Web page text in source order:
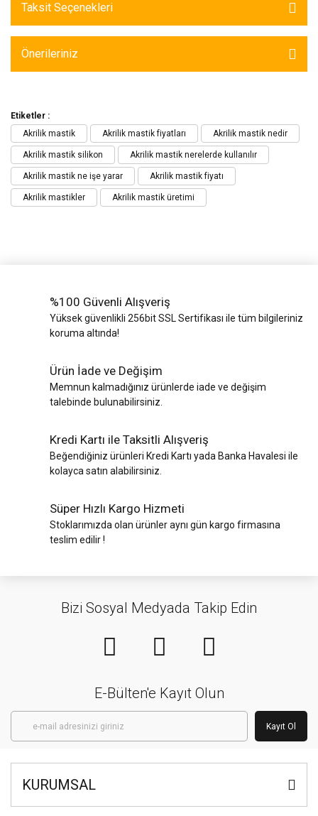
Taksit Seçenekleri
Önerileriniz
Etiketler :
Akrilik mastik
Akrilik mastik fiyatları Akrilik mastik nedir
Akrilik mastik silikon Akrilik mastik nerelerde kullanılır
Akrilik mastik ne işe yarar Akrilik mastik fiyatı
Akrilik mastikler Akrilik mastik üretimi
%100 Güvenli Alışveriş
Yüksek güvenlikli 256bit SSL Sertifikası ile tüm bilgileriniz
koruma altında!
Ürün İade ve Değişim
Memnun kalmadığınız ürünlerde iade ve değişim
talebinde bulunabilirsiniz.
Kredi Kartı ile Taksitli Alışveriş
Beğendiğiniz ürünleri Kredi Kartı yada Banka Havalesi ile
kolayca satın alabilirsiniz.
Süper Hızlı Kargo Hizmeti
Stoklarımızda olan ürünler aynı gün kargo firmasına
teslim edilir !
Bizi Sosyal Medyada Takip Edin
E-Bülten'e Kayıt Olun
Kayıt Ol
KURUMSAL